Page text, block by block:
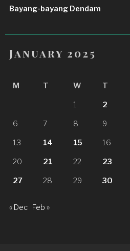
Bayang-bayang Dendam
January 2025
M T W T
1 2
6 7 8 9
13 14 15 16
20 21 22 23
27 28 29 30
« Dec Feb »